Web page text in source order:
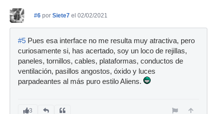
#6 por Siete7 el 02/02/2021
#5 Pues esa interface no me resulta muy atractiva, pero
curiosamente si, has acertado, soy un loco de rejillas,
paneles, tornillos, cables, plataformas, conductos de
ventilación, pasillos angostos, óxido y luces
parpadeantes al más puro estilo Aliens.
3